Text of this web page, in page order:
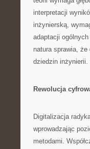
interpretacji
inżynierską,
adaptacji
natura sprawia,
dziedzin inżynierii.
Rewolucja
Digitalizacja
wprowadzając
metodami.